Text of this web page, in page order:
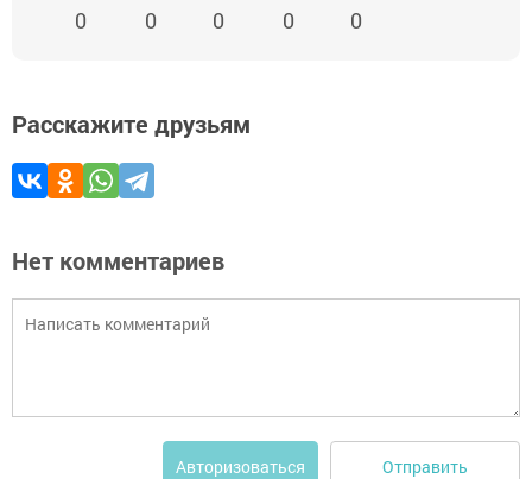
0 0 0 0 0
Расскажите друзьям
Нет комментариев
Авторизоваться Отправить